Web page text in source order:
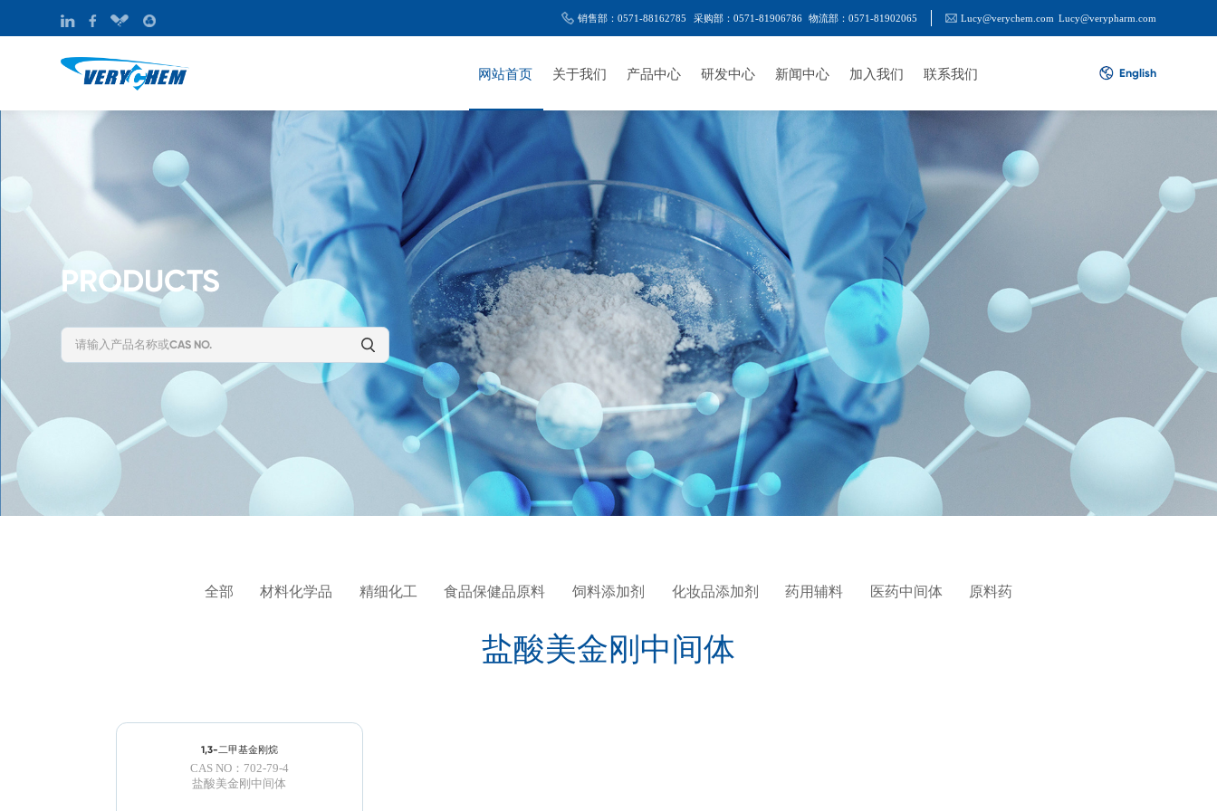
销售部：0571-88162785 采购部：0571-81906786 物流部：0571-81902065 Lucy@verychem.com Lucy@verypharm.com
网站首页 关于我们 产品中心 研发中心 新闻中心 加入我们 联系我们 English
PRODUCTS
全部 材料化学品 精细化工 食品保健品原料 饲料添加剂 化妆品添加剂 药用辅料 医药中间体 原料药
盐酸美金刚中间体
1,3-二甲基金刚烷
CAS NO：702-79-4
盐酸美金刚中间体